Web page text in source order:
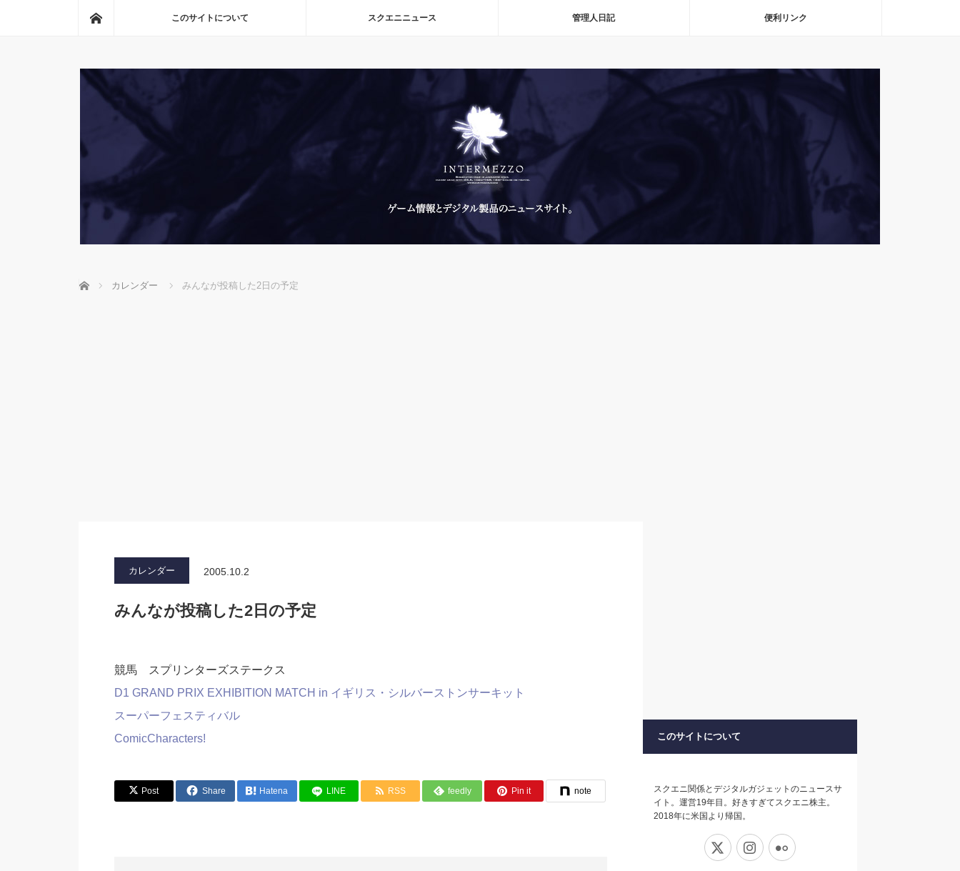
このサイトについて スクエニニュース 管理人日記 便利リンク
ホーム カレンダー みんなが投稿した2日の予定
カレンダー 2005.10.2
みんなが投稿した2日の予定
競馬 スプリンターズステークス
D1 GRAND PRIX EXHIBITION MATCH in イギリス・シルバーストンサーキット
スーパーフェスティバル
ComicCharacters!
Post Share Hatena LINE RSS feedly Pin it note
このサイトについて
スクエニ関係とデジタルガジェットのニュースサ
イト。運営19年目。好きすぎてスクエニ株主。
2018年に米国より帰国。
Instagram